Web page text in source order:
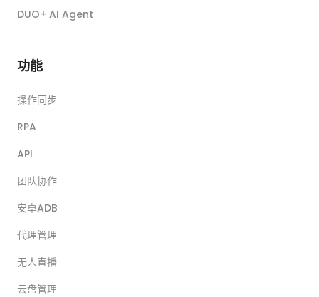
DUO+ AI Agent
功能
操作同步
RPA
API
团队协作
安卓ADB
代理管理
无人直播
云盘管理